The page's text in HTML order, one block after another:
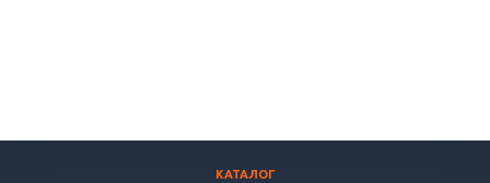
КАТАЛОГ